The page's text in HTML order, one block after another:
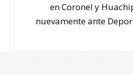
en Coronel y
nuevamente ante